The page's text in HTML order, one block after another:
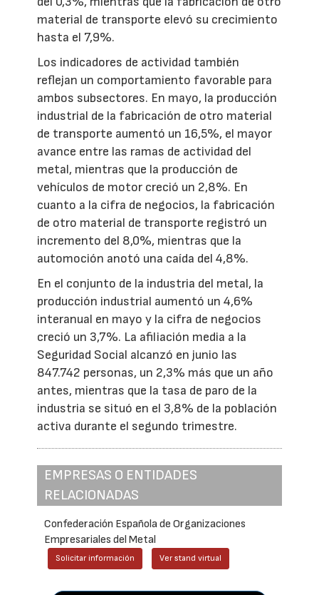
material de transporte elevó su crecimiento
hasta el 7,9%.
Los indicadores de actividad también
reflejan un comportamiento favorable para
ambos subsectores. En mayo, la producción
industrial de la fabricación de otro material
de transporte aumentó un 16,5%, el mayor
avance entre las ramas de actividad del
metal, mientras que la producción de
vehículos de motor creció un 2,8%. En
cuanto a la cifra de negocios, la fabricación
de otro material de transporte registró un
incremento del 8,0%, mientras que la
automoción anotó una caída del 4,8%.
En el conjunto de la industria del metal, la
producción industrial aumentó un 4,6%
interanual en mayo y la cifra de negocios
creció un 3,7%. La afiliación media a la
Seguridad Social alcanzó en junio las
847.742 personas, un 2,3% más que un año
antes, mientras que la tasa de paro de la
industria se situó en el 3,8% de la población
activa durante el segundo trimestre.
EMPRESAS O ENTIDADES
RELACIONADAS
Confederación Española de Organizaciones
Empresariales del Metal
Solicitar información Ver stand virtual